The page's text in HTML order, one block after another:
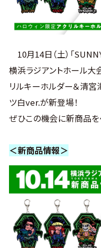
ノ
ア
公
式
サ
ト
10月14日（土）「
横浜ラジアントホール大
リルキーホルダー＆清宮
ツ白ver.が新登場！
ぜひこの機会に新商品を
＜新商品情報＞